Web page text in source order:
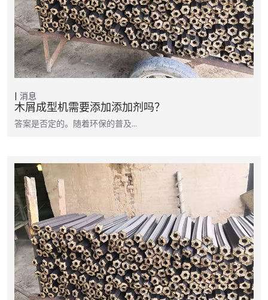
消息
木屑成型机需要添加添加剂吗？
答案是否定的。随着环保的普及…